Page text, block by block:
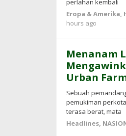
perlahan kembali
Eropa & Amerika,
hours ago
Menanam
Urban
Sebuah
pemukiman
terasa berat, mata
Headlines,